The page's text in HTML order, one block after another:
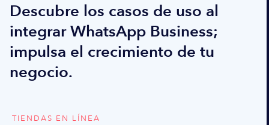
Descubre los casos de uso al
integrar WhatsApp Business;
impulsa el crecimiento de tu
negocio.
TIENDAS EN LÍNEA